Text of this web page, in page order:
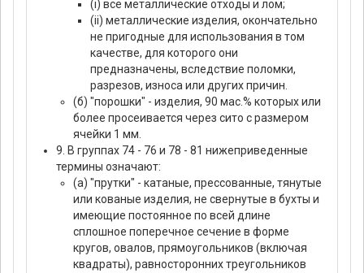
(i) все металлические отходы и лом;
(ii) металлические изделия, окончательно
не пригодные для использования в том
качестве, для которого они
предназначены, вследствие поломки,
разрезов, износа или других причин.
(б) "порошки" - изделия, 90 мас.% которых или
более просеивается через сито с размером
ячейки 1 мм.
9. В группах 74 - 76 и 78 - 81 нижеприведенные
термины означают:
(а) "прутки" - катаные, прессованные, тянутые
или кованые изделия, не свернутые в бухты и
имеющие постоянное по всей длине
сплошное поперечное сечение в форме
кругов, овалов, прямоугольников (включая
квадраты), равносторонних треугольников